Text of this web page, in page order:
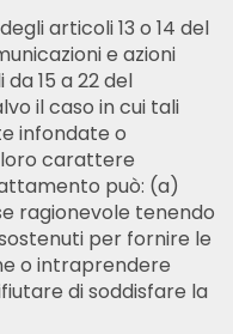
articoli 13 o 14 del
e azioni
15 a 22 del
il caso in cui tali
infondate o
carattere
può: (a)
ragionevole tenendo
per fornire le
o intraprendere
di soddisfare la